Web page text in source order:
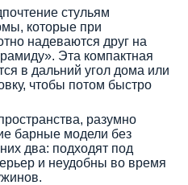
стульям
которые при
надеваются друг на
Эта компактная
в дальний угол дома или
чтобы потом быстро
разумно
барные модели без
два: подходят под
и неудобны во время